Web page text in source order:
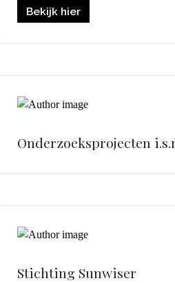
Bekijk hier
Onderzoeksprojecten
Stichting Sunwiser